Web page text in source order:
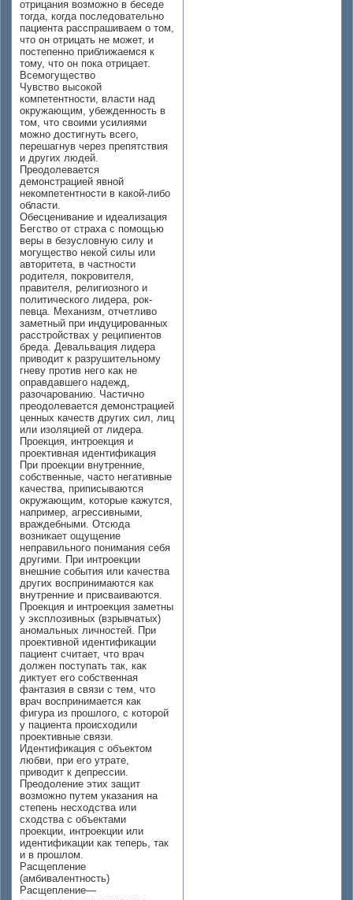
отрицания возможно в беседе
тогда, когда последовательно
пациента расспрашиваем о том,
что он отрицать не может, и
постепенно приближаемся к
тому, что он пока отрицает.
Всемогущество
Чувство высокой
компетентности, власти над
окружающим, убежденность в
том, что своими усилиями
можно достигнуть всего,
перешагнув через препятствия
и других людей.
Преодолевается
демонстрацией явной
некомпетентности в какой-либо
области.
Обесценивание и идеализация
Бегство от страха с помощью
веры в безусловную силу и
могущество некой силы или
авторитета, в частности
родителя, покровителя,
правителя, религиозного и
политического лидера, рок-
певца. Механизм, отчетливо
заметный при индуцированных
расстройствах у реципиентов
бреда. Девальвация лидера
приводит к разрушительному
гневу против него как не
оправдавшего надежд,
разочарованию. Частично
преодолевается демонстрацией
ценных качеств других сил, лиц
или изоляцией от лидера.
Проекция, интроекция и
проективная идентификация
При проекции внутренние,
собственные, часто негативные
качества, приписываются
окружающим, которые кажутся,
например, агрессивными,
враждебными. Отсюда
возникает ощущение
неправильного понимания себя
другими. При интроекции
внешние события или качества
других воспринимаются как
внутренние и присваиваются.
Проекция и интроекция заметны
у эксплозивных (взрывчатых)
аномальных личностей. При
проективной идентификации
пациент считает, что врач
должен поступать так, как
диктует его собственная
фантазия в связи с тем, что
врач воспринимается как
фигура из прошлого, с которой
у пациента происходили
проективные связи.
Идентификация с объектом
любви, при его утрате,
приводит к депрессии.
Преодоление этих защит
возможно путем указания на
степень несходства или
сходства с объектами
проекции, интроекции или
идентификации как теперь, так
и в прошлом.
Расщепление
(амбивалентность)
Расщепление—